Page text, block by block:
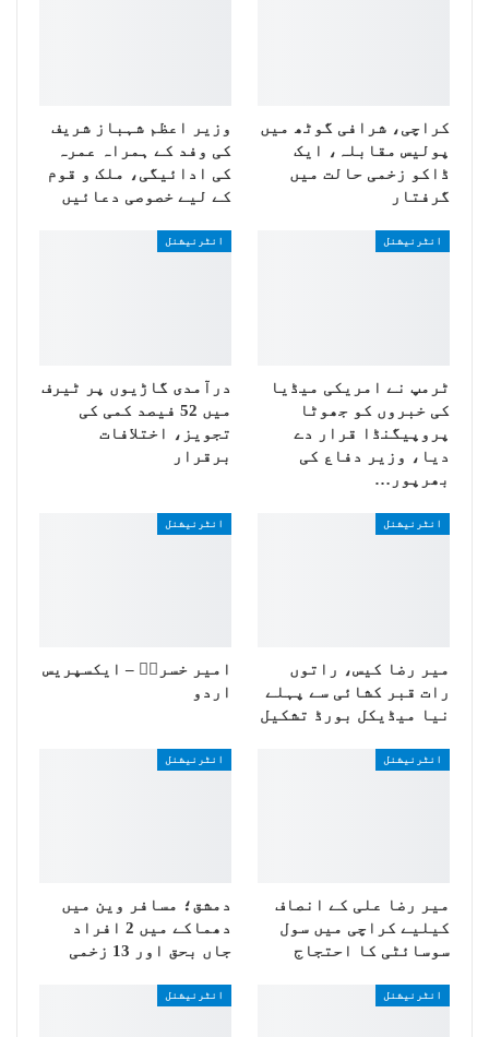
کراچی، شرافی گوٹھ میں
پولیس مقابلہ، ایک
ڈاکو زخمی حالت میں
گرفتار
وزیر اعظم شہباز شریف
کی وفد کے ہمراہ عمرہ
کی ادائیگی، ملک و قوم
کے لیے خصوصی دعائیں
انٹرنیشنل
ٹرمپ نے امریکی میڈیا
کی خبروں کو جھوٹا
پروپیگنڈا قرار دے
دیا، وزیر دفاع کی
بھرپور…
انٹرنیشنل
درآمدی گاڑیوں پر ٹیرف
میں 52 فیصد کمی کی
تجویز، اختلافات
برقرار
انٹرنیشنل
میر رضا کیس، راتوں
رات قبر کشائی سے پہلے
نیا میڈیکل بورڈ تشکیل
انٹرنیشنل
امیر خسروؒ – ایکسپریس
اردو
انٹرنیشنل
میر رضا علی کے انصاف
کیلیے کراچی میں سول
سوسائٹی کا احتجاج
انٹرنیشنل
دمشق؛ مسافر وین میں
دھماکے میں 2 افراد
جاں بحق اور 13 زخمی
انٹرنیشنل انٹرنیشنل